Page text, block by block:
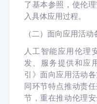
了基本参照，使伦
入具体应用过程。
（二）面向应用活
人工智能应用伦理
发、服务提供和应
引》面向应用活动
同环节特点推动责
节，重在推动伦理